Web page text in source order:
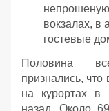
вокзалах, в
гостевые
Половина
признались,
на курортах в
назад. Около